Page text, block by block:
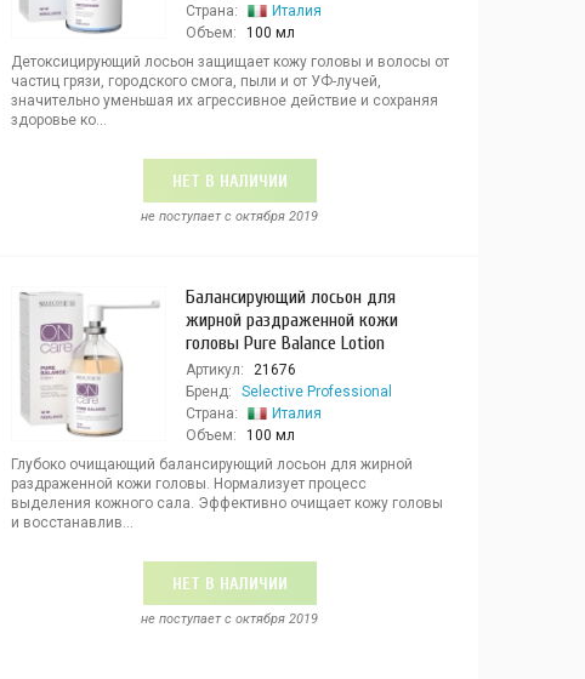
Страна:
Италия
Объем:
100 мл
Детоксицирующий лосьон защищает кожу головы и волосы от
частиц грязи, городского смога, пыли и от УФ-лучей,
значительно уменьшая их агрессивное действие и сохраняя
здоровье ко...
НЕТ В НАЛИЧИИ
не поступает c октября 2019
Балансирующий лосьон для
жирной раздраженной кожи
головы Pure Balance Lotion
Артикул:
21676
Бренд:
Selective Professional
Страна:
Италия
Объем:
100 мл
Глубоко очищающий балансирующий лосьон для жирной
раздраженной кожи головы. Нормализует про­цесс
выделения кожного сала. Эффективно очищает кожу голо­вы
и восстанавлив...
НЕТ В НАЛИЧИИ
не поступает c октября 2019